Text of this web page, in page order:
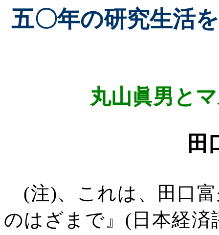
五〇年の研究生活
丸山眞男と
田
(注)、これは、田口
のはざまで』 ( 日本経